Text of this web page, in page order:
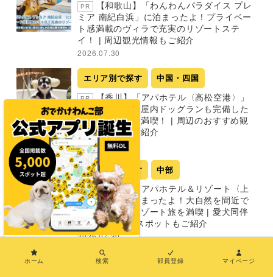
PR
【和歌山】「わんわんパラダイス プレ
ミア 南紀白浜」に泊まったよ！プライベー
ト感満載のヴィラで充実のリゾートステ
イ！ | 周辺観光情報もご紹介
2026.07.30
エリア別で探す 中国・四国
PR 【香川】「アパホテル〈高松空港〉」
に泊まったよ！屋内ドッグランも完備した
空間で香川旅を満喫！ | 周辺のおすすめ観
光スポットもご紹介
2026.07.30
エリア別で探す 中部
PR 【新潟】「アパホテル＆リゾート〈上
越妙高〉」に泊まったよ！大自然を間近で
感じながらのリゾート旅を満喫 | 愛犬同伴
OKの周辺観光スポットもご紹介
2026.07.30
ホーム 検索 部員登録 マイページ